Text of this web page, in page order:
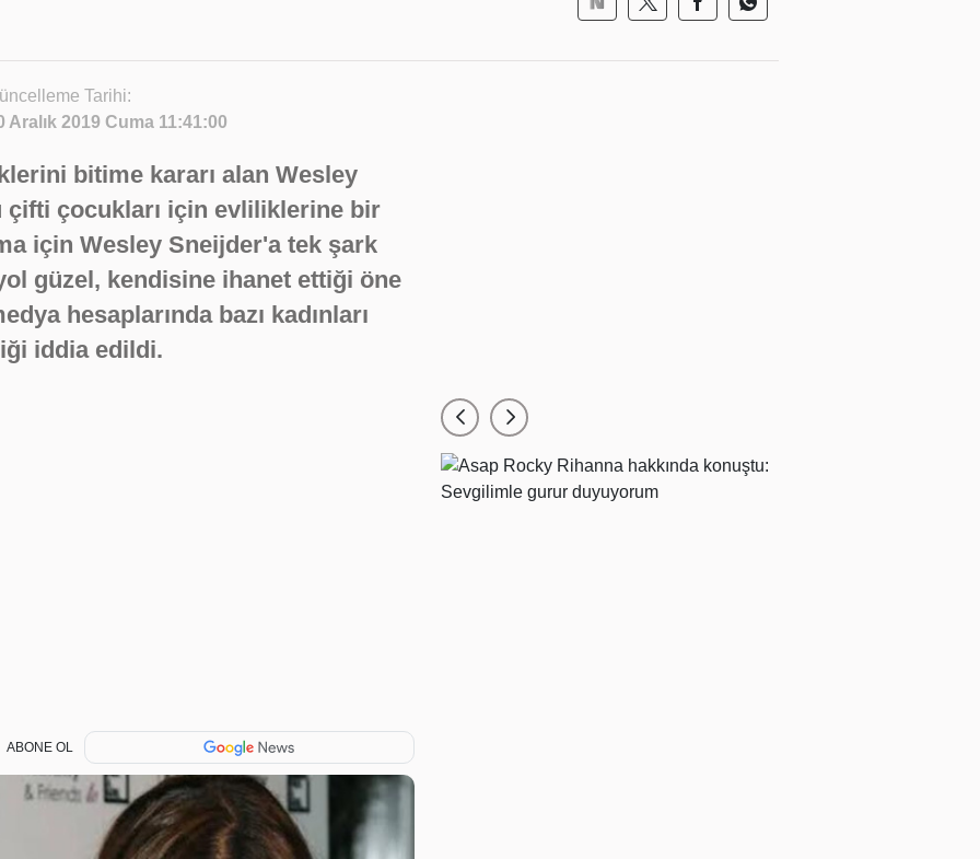
Tarihi:
Aralık 2019 Cuma 11:41:00
bitime kararı alan Wesley
çifti çocukları için evliliklerine bir
için Wesley Sneijder'a tek şark
güzel, kendisine ihanet ettiği öne
hesaplarında bazı kadınları
iddia edildi.
ABONE OL